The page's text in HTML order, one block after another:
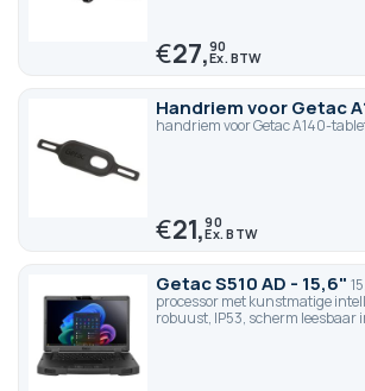
€27,90
Handriem voor Getac
handriem voor Getac A140-
€21,90
Getac S510 AD - 15,6"
processor met kunstmatige
robuust, IP53, scherm leesbaar